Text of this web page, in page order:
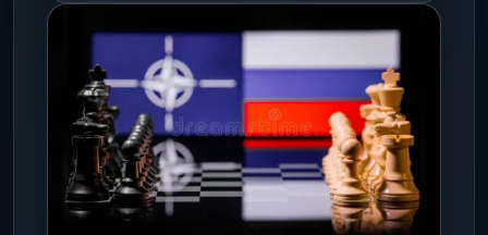
coeziunea alianței și aplicarea Articolului 5
decât pentru a declanșa un război pe scară
largă, potrivit CNN , care citează trei surse
familiarizate cu rapoartele. Potrivit acestor
evaluări, opțiunile analizate variază de la un
atac cibernetic până la o incursiune de
mică amploare, calibrată astfel încât să
pună presiune pe unitatea NATO și pe